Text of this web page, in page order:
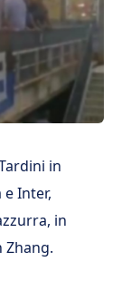
in
e Inter,
in
Zhang.